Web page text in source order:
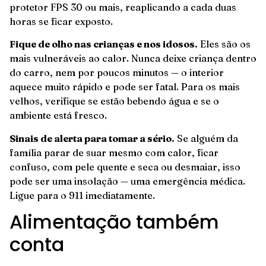
protetor FPS 30 ou mais, reaplicando a cada duas
horas se ficar exposto.
Fique de olho nas crianças e nos idosos. Eles são os
mais vulneráveis ao calor. Nunca deixe criança dentro
do carro, nem por poucos minutos — o interior
aquece muito rápido e pode ser fatal. Para os mais
velhos, verifique se estão bebendo água e se o
ambiente está fresco.
Sinais de alerta para tomar a sério. Se alguém da
família parar de suar mesmo com calor, ficar
confuso, com pele quente e seca ou desmaiar, isso
pode ser uma insolação — uma emergência médica.
Ligue para o 911 imediatamente.
Alimentação também
conta